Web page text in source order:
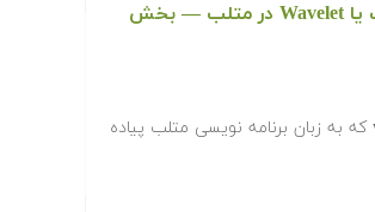
دانلود رایگان کدها و برنامه های آماده تبدیلات موجک یا Wavelet در متلب‬‬ — بخش
‫در ادامه کدها و برنامه های آماده تبدیلات موجک یا wavelet که به زبان برنامه نویسی متلب پیاده